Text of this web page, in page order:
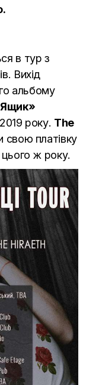
в тур з
Вихід
альбому
Ящик»
року. The
свою платівку
ж року.